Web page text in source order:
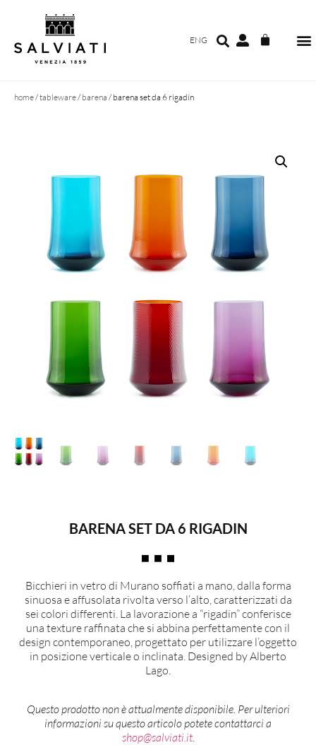
ENG
home/tableware/ barena / barena set da 6 rigadin
BARENA SET DA 6 RIGADIN
Bicchieri in vetro di Murano soffiati a mano, dalla forma
sinuosa e affusolata rivolta verso l’alto, caratterizzati da
sei colori differenti. La lavorazione a “rigadin” conferisce
una texture raffinata che si abbina perfettamente con il
design contemporaneo, progettato per utilizzare l’oggetto
in posizione verticale o inclinata. Designed by Alberto
Lago.
Questo prodotto non è attualmente disponibile. Per ulteriori
informazioni su questo articolo potete contattarci a
shop@salviati.it.